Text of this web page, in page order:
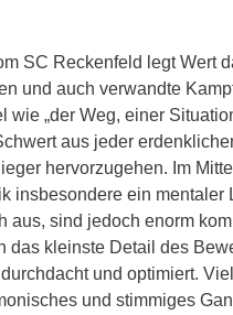
SC Reckenfeld legt Wert
und auch verwandte
wie „der Weg, einer
aus jeder
hervorzugehen. Im
insbesondere ein mentaler
aus, sind jedoch enorm
das kleinste Detail des
und optimiert.
und stimmiges